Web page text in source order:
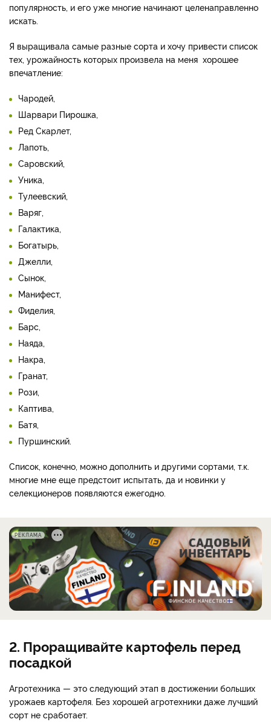
популярность, и его уже многие начинают целенаправленно
искать.
Я выращивала самые разные сорта и хочу привести список
тех, урожайность которых произвела на меня хорошее
впечатление:
Чародей,
Шарвари Пирошка,
Ред Скарлет,
Лапоть,
Саровский,
Уника,
Тулеевский,
Варяг,
Галактика,
Богатырь,
Джелли,
Сынок,
Манифест,
Фиделия,
Барс,
Наяда,
Накра,
Гранат,
Рози,
Каптива,
Батя,
Пуршинский.
Список, конечно, можно дополнить и другими сортами, т.к.
многие мне еще предстоит испытать, да и новинки у
селекционеров появляются ежегодно.
РЕКЛАМА
2. Проращивайте картофель перед
посадкой
Агротехника — это следующий этап в достижении больших
урожаев картофеля. Без хорошей агротехники даже лучший
сорт не сработает.